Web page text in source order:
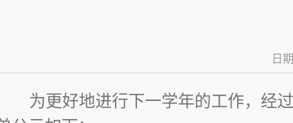
日
为更好地进行下一学年的工作，经